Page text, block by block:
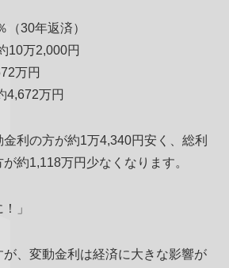
（30年返済）
10万2,000円
万円
4,672万円
利の方が約1万4,340円安く、総利
約1,118万円少なくなります。
」
が、変動金利は経済に大きな影響が